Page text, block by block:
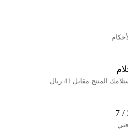
المنتج مقابل 41 ريال